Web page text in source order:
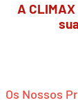
A
Os Nossos